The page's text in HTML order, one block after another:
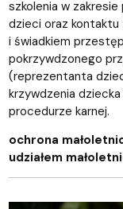
szkolenia w
dzieci oraz
i świadkiem
pokrzywdzonego
(reprezentanta
krzywdzenia
procedurze karnej.
ochrona
udziałem